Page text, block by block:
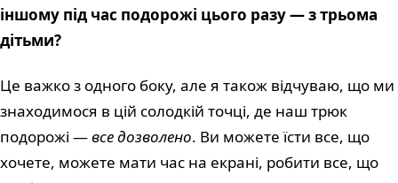
іншому під час подорожі цього разу — з трьома
дітьми?
Це важко з одного боку, але я також відчуваю, що ми
знаходимося в цій солодкій точці, де наш трюк
подорожі —все дозволено. Ви можете їсти все, що
хочете, можете мати час на екрані, робити все, що